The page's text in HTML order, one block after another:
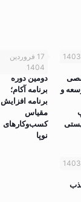
17 فروردین
1404
دومین دوره
برنامه آکام؛
برنامه افزایش
مقیاس
کسب‌وکارهای
نوپا
و